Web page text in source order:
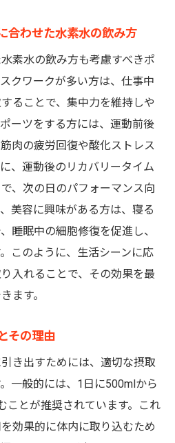
合わせた水素水の飲み方
素水の飲み方も考慮すべきポ
クワークが多い方は、仕事中
ることで、集中力を維持しや
ーツをする方には、運動前後
肉の疲労回復や酸化ストレス
、運動後のリカバリータイム
、次の日のパフォーマンス向
美容に興味がある方は、寝る
睡眠中の細胞修復を促進し、
このように、生活シーンに応
入れることで、その効果を最
ます。
その理由
き出すためには、適切な摂取
一般的には、1日に500mlから
ことが推奨されています。これ
効果的に体内に取り込むため